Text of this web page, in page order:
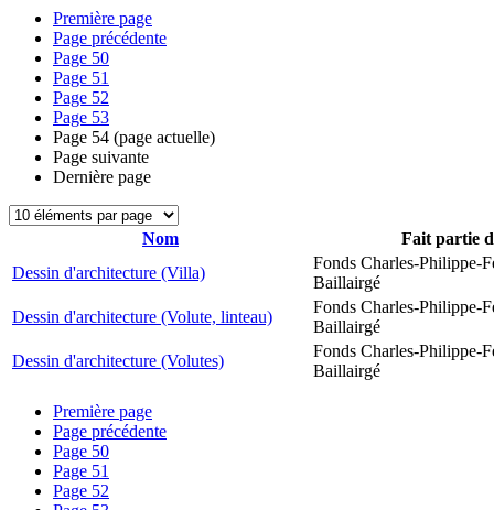
Première page
Page précédente
Page 50
Page 51
Page 52
Page 53
Page 54 (page actuelle)
Page suivante
Dernière page
Nom
Fait partie
Dessin d'architecture (Villa)
Fonds Charles-Philippe-
Baillairgé
Dessin d'architecture (Volute, linteau)
Fonds Charles-Philippe-
Baillairgé
Dessin d'architecture (Volutes)
Fonds Charles-Philippe-
Baillairgé
Première page
Page précédente
Page 50
Page 51
Page 52